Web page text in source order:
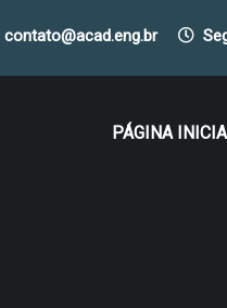
contato@acad.eng.br
PÁGINA